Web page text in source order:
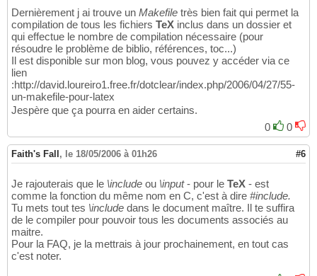
Dernièrement j ai trouve un Makefile très bien fait qui permet la
compilation de tous les fichiers TeX inclus dans un dossier et
qui effectue le nombre de compilation nécessaire (pour
résoudre le problème de biblio, références, toc...)
Il est disponible sur mon blog, vous pouvez y accéder via ce
lien
:http://david.loureiro1.free.fr/dotclear/index.php/2006/04/27/55-
un-makefile-pour-latex
Jespère que ça pourra en aider certains.
0
0
Faith's Fall , le 18/05/2006 à 01h26 #6
Je rajouterais que le \include ou \input- pour le TeX - est
comme la fonction du même nom en C, c'est à dire #include.
Tu mets tout tes \include dans le document maître. Il te suffira
de le compiler pour pouvoir tous les documents associés au
maitre.
Pour la FAQ, je la mettrais à jour prochainement, en tout cas
c'est noter.